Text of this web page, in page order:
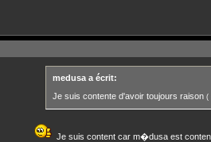
medusa a écrit:
Je suis contente d'avoir toujours raison (
Je suis content car m�dusa est